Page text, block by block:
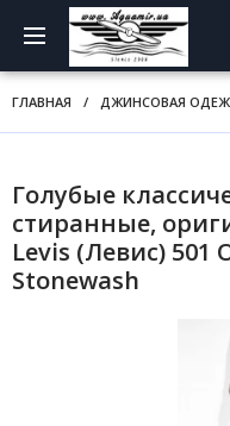
ГЛАВНАЯ / ДЖИНСОВАЯ
Голубые
стиранные,
Levis (Левис) 501
Stonewash